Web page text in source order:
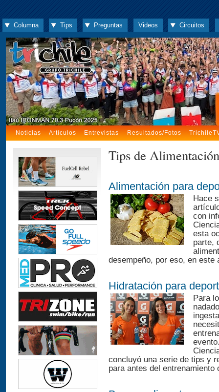
Columna Tips Preguntas Videos Circuitos
Noticias Artículos Entrevistas Resultados/Fotos
Tips de Alimentación
Alimentación para
Hace
con
esta
parte,
desempeño, por eso, en este
Hidratación para
Para
concluyó una serie de tips y
para antes del entrenamiento